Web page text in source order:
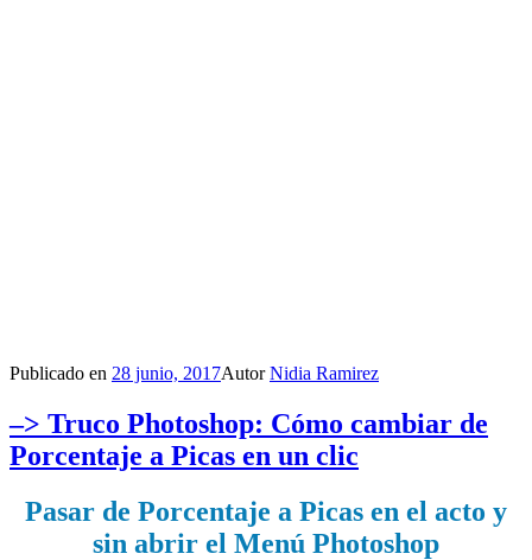
Publicado en 28 junio, 2017AutorNidia Ramirez
–> Truco Photoshop: Cómo cambiar de
Porcentaje a Picas en un clic
Pasar de Porcentaje a Picas en el acto y
sin abrir el Menú Photoshop